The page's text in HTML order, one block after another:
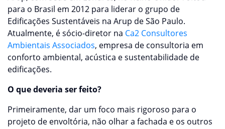
para o Brasil em 2012 para liderar o grupo de
Edificações Sustentáveis na Arup de São Paulo.
Atualmente, é sócio-diretor na Ca2 Consultores
Ambientais Associados, empresa de consultoria em
conforto ambiental, acústica e sustentabilidade de
edificações.
O que deveria ser feito?
Primeiramente, dar um foco mais rigoroso para o
projeto de envoltória, não olhar a fachada e os outros